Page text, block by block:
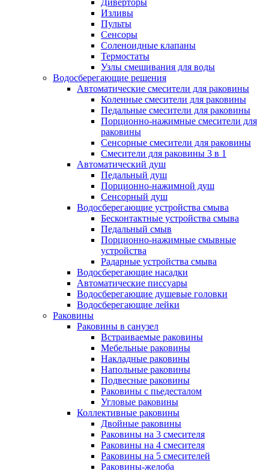
Диверторы
Изливы
Пульты
Сенсоры
Соленоидные клапаны
Термостаты
Узлы смешивания для воды
Водосберегающие решения
Автоматические смесители для раковины
Коленные смесители для раковины
Педальные смесители для раковины
Порционно-нажимные смесители для
раковины
Сенсорные смесители для раковины
Смесители для раковины 3 в 1
Автоматический душ
Педальный душ
Порционно-нажимной душ
Сенсорный душ
Водосберегающие устройства смыва
Бесконтактные устройства смыва
Педальный смыв
Порционно-нажимные смывные
устройства
Радарные устройства смыва
Водосберегающие насадки
Автоматические писсуары
Водосберегающие душевые головки
Водосберегающие лейки
Раковины
Раковины в санузел
Встраиваемые раковины
Мебельные раковины
Накладные раковины
Напольные раковины
Подвесные раковины
Раковины с пьедесталом
Угловые раковины
Коллективные раковины
Двойные раковины
Раковины на 3 смесителя
Раковины на 4 смесителя
Раковины на 5 смесителей
Раковины-желоба